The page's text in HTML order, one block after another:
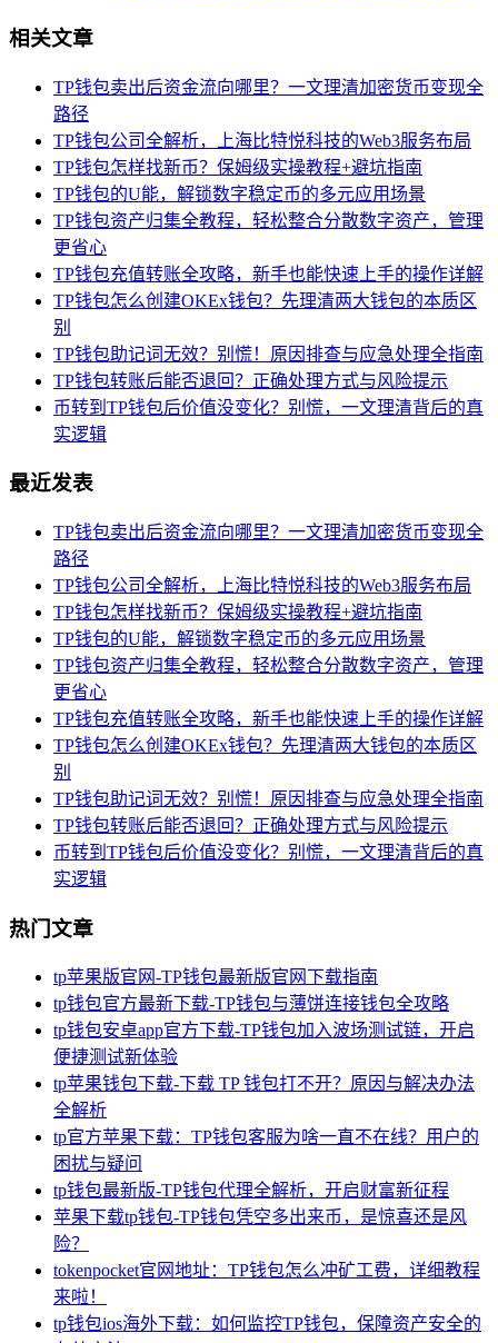
相关文章
TP钱包卖出后资金流向哪里？一文理清加密货币变现全
路径
TP钱包公司全解析，上海比特悦科技的Web3服务布局
TP钱包怎样找新币？保姆级实操教程+避坑指南
TP钱包的U能，解锁数字稳定币的多元应用场景
TP钱包资产归集全教程，轻松整合分散数字资产，管理
更省心
TP钱包充值转账全攻略，新手也能快速上手的操作详解
TP钱包怎么创建OKEx钱包？先理清两大钱包的本质区
别
TP钱包助记词无效？别慌！原因排查与应急处理全指南
TP钱包转账后能否退回？正确处理方式与风险提示
币转到TP钱包后价值没变化？别慌，一文理清背后的真
实逻辑
最近发表
TP钱包卖出后资金流向哪里？一文理清加密货币变现全
路径
TP钱包公司全解析，上海比特悦科技的Web3服务布局
TP钱包怎样找新币？保姆级实操教程+避坑指南
TP钱包的U能，解锁数字稳定币的多元应用场景
TP钱包资产归集全教程，轻松整合分散数字资产，管理
更省心
TP钱包充值转账全攻略，新手也能快速上手的操作详解
TP钱包怎么创建OKEx钱包？先理清两大钱包的本质区
别
TP钱包助记词无效？别慌！原因排查与应急处理全指南
TP钱包转账后能否退回？正确处理方式与风险提示
币转到TP钱包后价值没变化？别慌，一文理清背后的真
实逻辑
热门文章
tp苹果版官网-TP钱包最新版官网下载指南
tp钱包官方最新下载-TP钱包与薄饼连接钱包全攻略
tp钱包安卓app官方下载-TP钱包加入波场测试链，开启
便捷测试新体验
tp苹果钱包下载-下载 TP 钱包打不开？原因与解决办法
全解析
tp官方苹果下载：TP钱包客服为啥一直不在线？用户的
困扰与疑问
tp钱包最新版-TP钱包代理全解析，开启财富新征程
苹果下载tp钱包-TP钱包凭空多出来币，是惊喜还是风
险？
tokenpocket官网地址：TP钱包怎么冲矿工费，详细教程
来啦！
tp钱包ios海外下载：如何监控TP钱包，保障资产安全的